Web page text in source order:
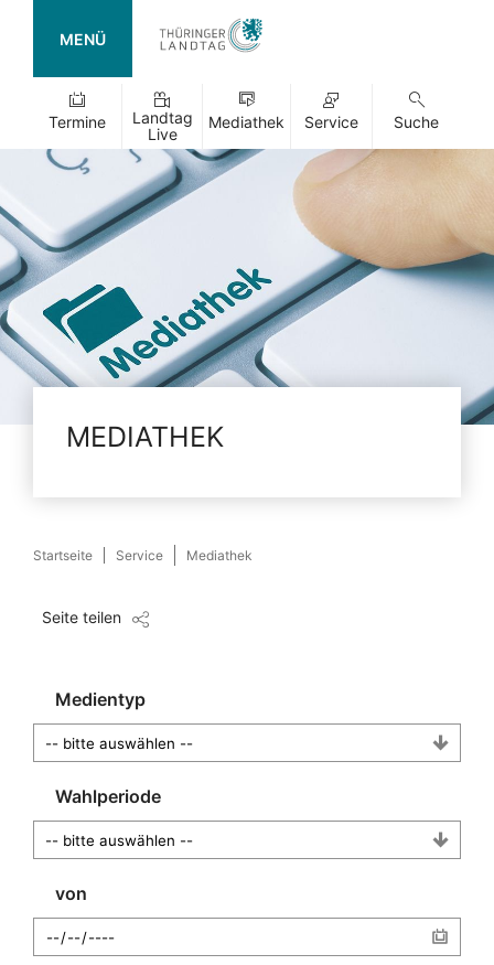
MENÜ
Termine
Landtag
Live
Mediathek Service Suche
MEDIATHEK
Startseite Service Mediathek
Seite teilen
Medientyp
Wahlperiode
von